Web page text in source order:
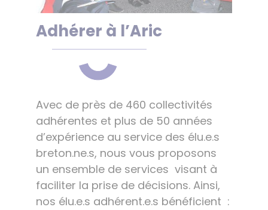
Adhérer à l’Aric
Avec de près de 460 collectivités
adhérentes et plus de 50 années
d’expérience au service des élu.e.s
breton.ne.s, nous vous proposons
un ensemble de services visant à
faciliter la prise de décisions. Ainsi,
nos élu.e.s adhérent.e.s bénéficient :